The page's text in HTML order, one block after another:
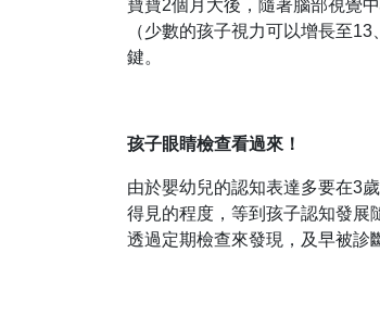
寶寶2個月大後，隨著腦部視覺
（少數的孩子視力可以增長至
鍵。
孩子眼睛檢查看過來！
由於嬰幼兒的認知表達多要在3
得見的程度，等到孩子認知發展
透過定期檢查來發現，及早被診